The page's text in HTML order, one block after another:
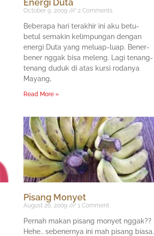
October 9, 2009 2 Comments
Beberapa hari terakhir ini aku betu-
betul semakin kelimpungan dengan
energi Duta yang meluap-luap. Bener-
bener nggak bisa meleng. Lagi tenang-
tenang duduk di atas kursi rodanya
Mayang,
Read More »
Pisang Monyet
August 26, 2009 1 Comment
Pernah makan pisang monyet nggak??
Hehe.. sebenernya ini mah pisang biasa.